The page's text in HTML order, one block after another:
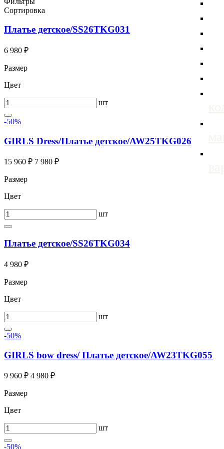
Сортировка
Платье детское/SS26TKG031
6 980 ₽
Размер
Цвет
шт
-50%
GIRLS Dress/Платье детское/AW25TKG026
15 960 ₽ 7 980 ₽
Размер
Цвет
шт
Платье детское/SS26TKG034
4 980 ₽
Размер
Цвет
шт
-50%
GIRLS bow dress/ Платье детское/AW23TKG055
9 960 ₽ 4 980 ₽
Размер
Цвет
шт
-50%